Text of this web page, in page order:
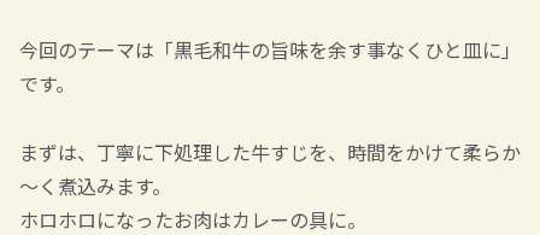
今回のテーマは「黒毛和牛の旨味を余す事なくひと皿に」
です。
まずは、丁寧に下処理した牛すじを、時間をかけて柔らか
～く煮込みます。
ホロホロになったお肉はカレーの具に。